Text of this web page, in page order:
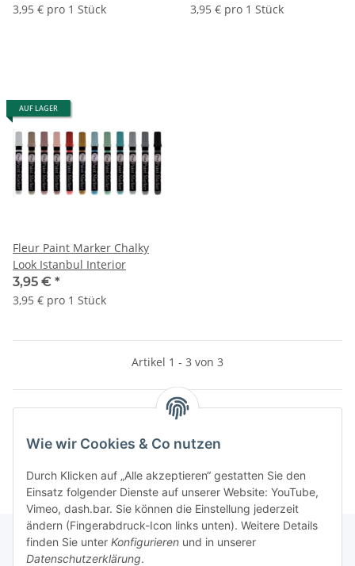
Wie wir Cookies & Co nutzen
Durch Klicken auf „Alle akzeptieren“ gestatten Sie den
Einsatz folgender Dienste auf unserer Website: YouTube,
Vimeo, dash.bar. Sie können die Einstellung jederzeit
ändern (Fingerabdruck-Icon links unten). Weitere Details
finden Sie unter Konfigurieren und in unserer
Datenschutzerklärung.
3,95 € pro 1 Stück
3,95 € pro 1 Stück
AUF LAGER
Fleur Paint Marker Chalky
Look Istanbul Interior
3,95 € *
3,95 € pro 1 Stück
Artikel 1 - 3 von 3
Kategorien